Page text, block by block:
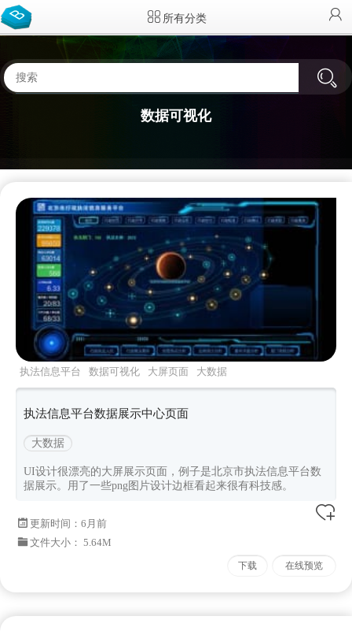
所有分类
数据可视化
执法信息平台 数据可视化 大屏页面 大数据
执法信息平台数据展示中心页面
大数据
UI设计很漂亮的大屏展示页面，例子是北京市执法信息平台数
据展示。用了一些png图片设计边框看起来很有科技感。
更新时间： 6月前
文件大小： 5.64M
下载 在线预览